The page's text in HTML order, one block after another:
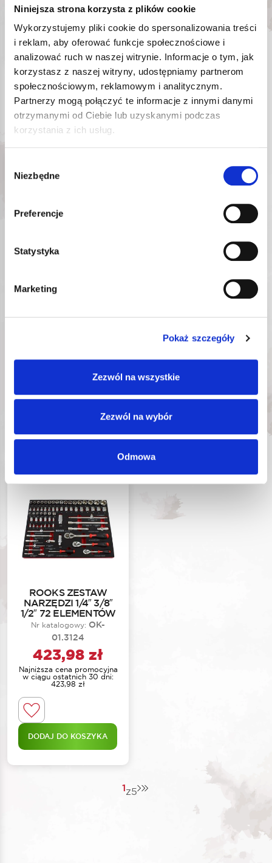
Niniejsza strona korzysta z plików cookie
Wykorzystujemy pliki cookie do spersonalizowania treści
i reklam, aby oferować funkcje społecznościowe i
analizować ruch w naszej witrynie. Informacje o tym, jak
korzystasz z naszej witryny, udostępniamy partnerom
społecznościowym, reklamowym i analitycznym.
Partnerzy mogą połączyć te informacje z innymi danymi
otrzymanymi od Ciebie lub uzyskanymi podczas
korzystania z ich usług.
zgody
Niezbędne
Preferencje
Statystyka
Marketing
Pokaż szczegóły
Zezwól na wszystkie
Zezwól na wybór
Odmowa
DODAJ DO KOSZYKA
ROOKS ZESTAW
MŁOTKÓW 2
Nr katalogowy:OK-
Najniższa cena promocyjna
ROOKS ZESTAW
NARZĘDZI 1/4″ 24
Nr katalogowy:OK-
91,65zł
Najniższa cena promocyjna
91,65
ROOKS ZESTAW
NARZĘDZI 1/4″ 3/8″
1/2″ 72 ELEMENTÓW
Nr katalogowy: OK-
01.3124
423,98 zł
Najniższa cena promocyjna
w ciągu ostatnich 30 dni:
423,98 zł
DODAJ DO KOSZYKA
1z5